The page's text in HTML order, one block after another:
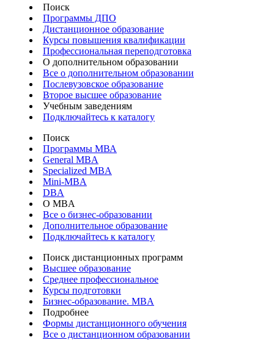
Поиск
Программы ДПО
Дистанционное образование
Курсы повышения квалификации
Профессиональная переподготовка
О дополнительном образовании
Все о дополнительном образовании
Послевузовское образование
Второе высшее образование
Учебным заведениям
Подключайтесь к каталогу
Поиск
Программы МВА
General MBA
Specialized MBA
Mini-MBA
DBA
О MBA
Все о бизнес-образовании
Дополнительное образование
Подключайтесь к каталогу
Поиск дистанционных программ
Высшее образование
Среднее профессиональное
Курсы подготовки
Бизнес-образование. MBA
Подробнее
Формы дистанционного обучения
Все о дистанционном образовании